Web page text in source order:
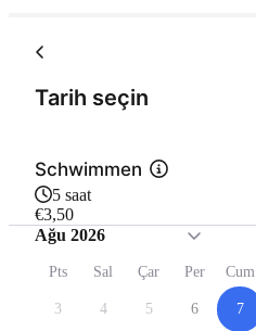
Tarih seçin
Schwimmen
5 saat
€3,50
Ağu 2026
Pts Sal Çar Per Cum
3 4 5 6 7